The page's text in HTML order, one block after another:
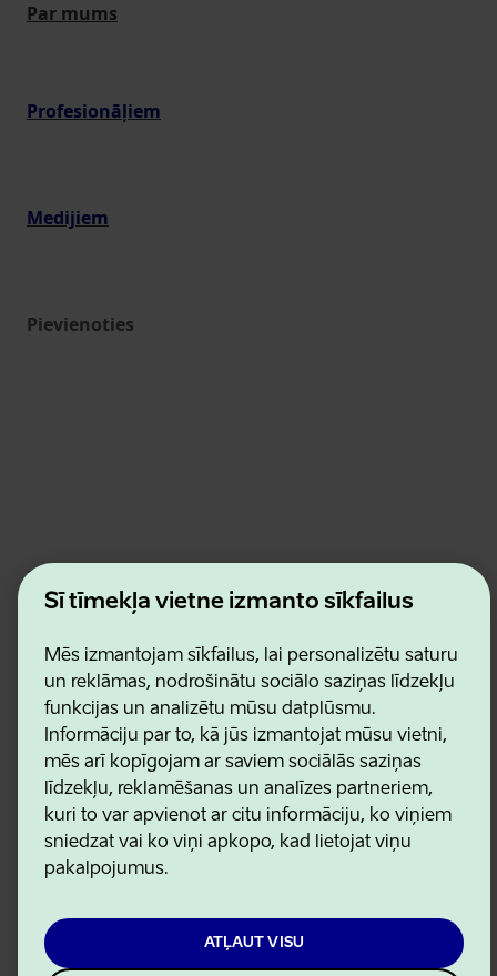
Šī tīmekļa vietne izmanto sīkfailus
Mēs izmantojam sīkfailus, lai personalizētu saturu
un reklāmas, nodrošinātu sociālo saziņas līdzekļu
funkcijas un analizētu mūsu datplūsmu.
Informāciju par to, kā jūs izmantojat mūsu vietni,
mēs arī kopīgojam ar saviem sociālās saziņas
līdzekļu, reklamēšanas un analīzes partneriem,
kuri to var apvienot ar citu informāciju, ko viņiem
sniedzat vai ko viņi apkopo, kad lietojat viņu
pakalpojumus.
ATĻAUT VISU
Par mums
Profesionāļiem
Medijiem
Pievienoties
Estonian Business and Innovation Agency
Kontakti
Lietošanas noteikumi
Sīkdatņu un konfidencialitātes politika